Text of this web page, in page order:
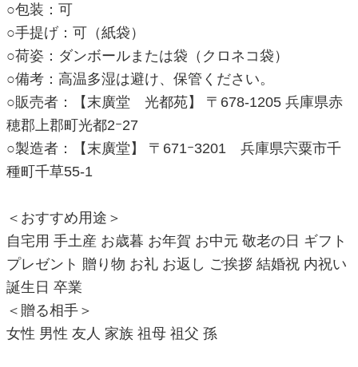
○包装：可
○手提げ：可（紙袋）
○荷姿：ダンボールまたは袋（クロネコ袋）
○備考：高温多湿は避け、保管ください。
○販売者：【末廣堂 光都苑】 〒678-1205 兵庫県赤
穂郡上郡町光都2ｰ27
○製造者：【末廣堂】 〒671ｰ3201 兵庫県宍粟市千
種町千草55-1
＜おすすめ用途＞
自宅用 手土産 お歳暮 お年賀 お中元 敬老の日 ギフト
プレゼント 贈り物 お礼 お返し ご挨拶 結婚祝 内祝い
誕生日 卒業
＜贈る相手＞
女性 男性 友人 家族 祖母 祖父 孫